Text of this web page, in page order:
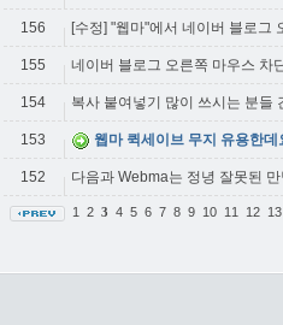
156 [수정] "웹마"에서 네이버 블로그
155 네이버 블로그 오른쪽 마우스 차
154 복사 붙여넣기 많이 쓰시는 분들
153 웹마 퀵세이브 무지 유용한
152 다음과 Webma는 정녕 잘못된
1 2 3 4 5 6 7 8 9 10 11 12